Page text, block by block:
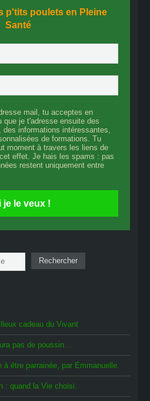
p'tits poulets en Pleine
Santé
mail, tu acceptes en
que je t'adresse ensuite des
informations intéressantes,
de formations. Tu
moment à travers les liens de
effet. Je hais les spams : pas
restent uniquement entre
je le veux !
Rechercher
cadeau du Vivant
pas de poussin…
être parrainée, par Emmanuelle.
: quand la Vie choisi.